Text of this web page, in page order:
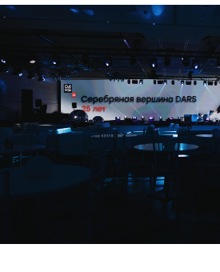
Я ознакомлен (а) и согласен (на) с
Политикой конфиденциальности
и даю согласие на
обработку моих
персональных данных